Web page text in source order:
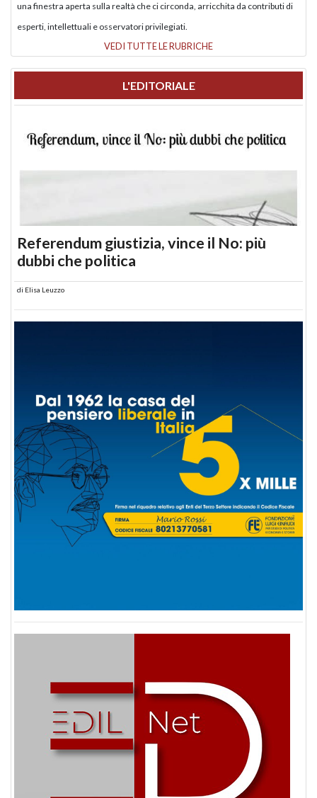
una finestra aperta sulla realtà che ci circonda, arricchita da contributi di
esperti, intellettuali e osservatori privilegiati.
VEDI TUTTE LE RUBRICHE
L'EDITORIALE
Referendum giustizia, vince il No: più
dubbi che politica
di Elisa Leuzzo